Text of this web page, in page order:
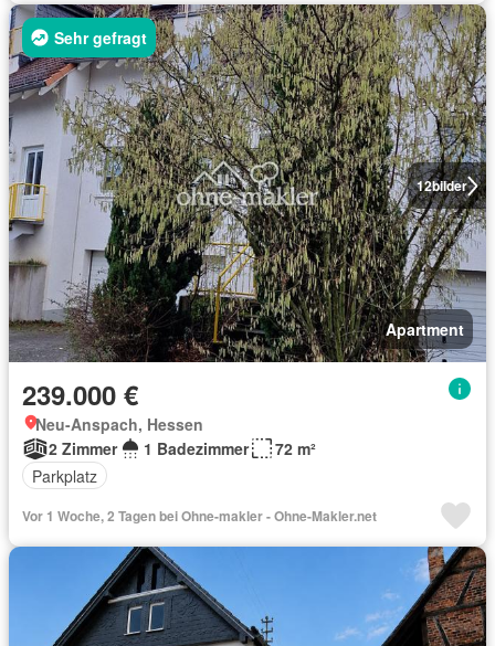
12bilder
Sehr gefragt
Apartment
239.000 €
Neu-Anspach, Hessen
2 Zimmer
1 Badezimmer
72 m²
Parkplatz
Vor 1 Woche, 2 Tagen bei Ohne-makler - Ohne-Makler.net